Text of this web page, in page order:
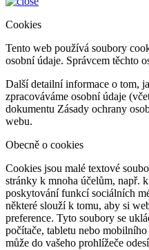
Cookies
Tento web používá soubory
osobní údaje. Správcem těchto
Další detailní informace o tom,
zpracováváme osobní údaje
dokumentu Zásady ochrany
webu.
Obecně o cookies
Cookies jsou malé textové
stránky k mnoha účelům, např.
poskytování funkcí sociálních
některé slouží k tomu, aby si
preference. Tyto soubory se
počítače, tabletu nebo
může do vašeho prohlížeče